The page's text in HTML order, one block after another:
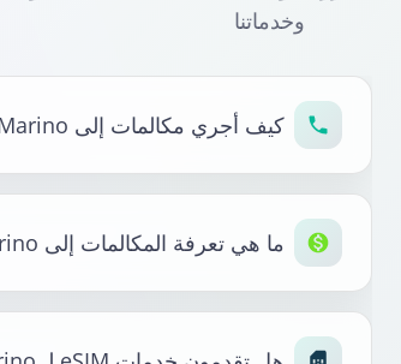
وخدماتنا
كيف أجري مكالمات إلى San Marino؟
ما هي تعرفة المكالمات إلى San Marino؟